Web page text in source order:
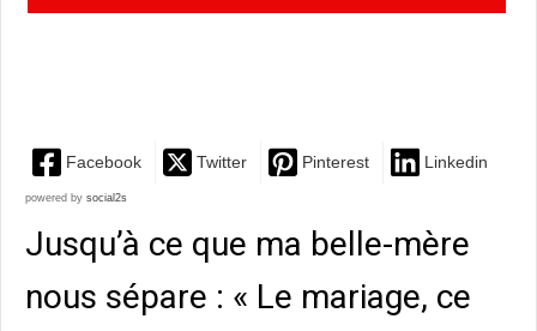
Facebook Twitter Pinterest Linkedin
powered by social2s
Jusqu’à ce que ma belle-mère
nous sépare : « Le mariage, ce